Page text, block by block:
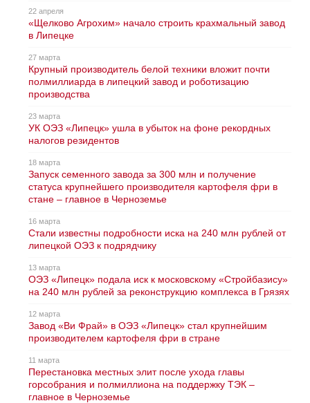
22 апреля
«Щелково Агрохим» начало строить крахмальный завод
в Липецке
27 марта
Крупный производитель белой техники вложит почти
полмиллиарда в липецкий завод и роботизацию
производства
23 марта
УК ОЭЗ «Липецк» ушла в убыток на фоне рекордных
налогов резидентов
18 марта
Запуск семенного завода за 300 млн и получение
статуса крупнейшего производителя картофеля фри в
стане – главное в Черноземье
16 марта
Стали известны подробности иска на 240 млн рублей от
липецкой ОЭЗ к подрядчику
13 марта
ОЭЗ «Липецк» подала иск к московскому «Стройбазису»
на 240 млн рублей за реконструкцию комплекса в Грязях
12 марта
Завод «Ви Фрай» в ОЭЗ «Липецк» стал крупнейшим
производителем картофеля фри в стране
11 марта
Перестановка местных элит после ухода главы
горсобрания и полмиллиона на поддержку ТЭК –
главное в Черноземье